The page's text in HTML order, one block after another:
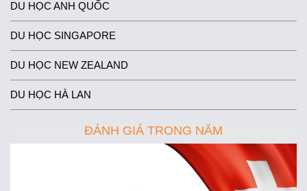
DU HỌC ANH QUỐC
DU HỌC SINGAPORE
DU HỌC NEW ZEALAND
DU HỌC HÀ LAN
ĐÁNH GIÁ TRONG NĂM